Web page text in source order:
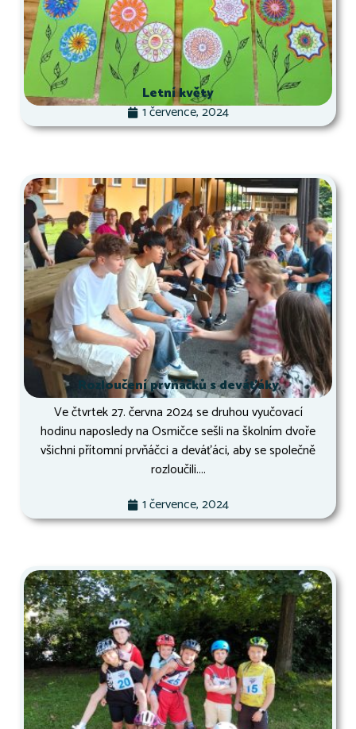
Letní květy
1 července, 2024
Rozloučení prvňáčků s deváťáky
Ve čtvrtek 27. června 2024 se druhou vyučovací
hodinu naposledy na Osmičce sešli na školním dvoře
všichni přítomní prvňáčci a deváťáci, aby se společně
rozloučili....
1 července, 2024